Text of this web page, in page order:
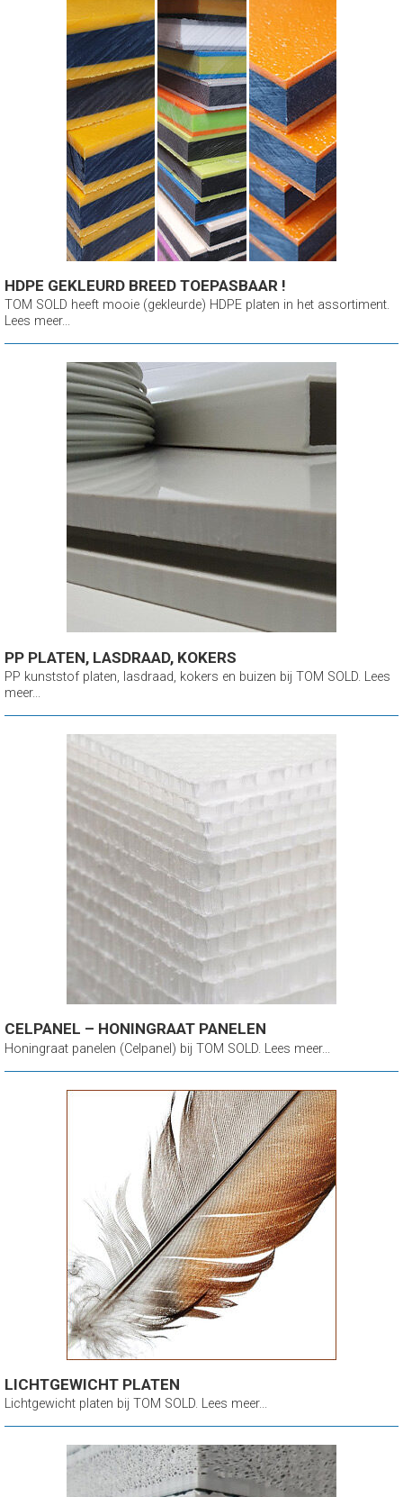
HDPE GEKLEURD BREED TOEPASBAAR !
TOM SOLD heeft mooie (gekleurde) HDPE platen in het assortiment.
Lees meer...
PP PLATEN, LASDRAAD, KOKERS
PP kunststof platen, lasdraad, kokers en buizen bij TOM SOLD. Lees
meer...
CELPANEL – HONINGRAAT PANELEN
Honingraat panelen (Celpanel) bij TOM SOLD. Lees meer...
LICHTGEWICHT PLATEN
Lichtgewicht platen bij TOM SOLD. Lees meer...